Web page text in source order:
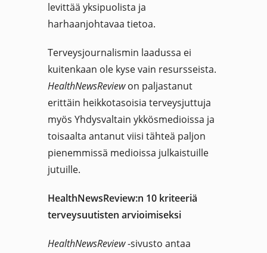
levittää yksipuolista ja
harhaanjohtavaa tietoa.
Terveysjournalismin laadussa ei
kuitenkaan ole kyse vain resursseista.
HealthNewsReviewon paljastanut
erittäin heikkotasoisia terveysjuttuja
myös Yhdysvaltain ykkösmedioissa ja
toisaalta antanut viisi tähteä paljon
pienemmissä medioissa julkaistuille
jutuille.
HealthNewsReview:n 10 kriteeriä
terveysuutisten arvioimiseksi
HealthNewsReview-sivusto antaa